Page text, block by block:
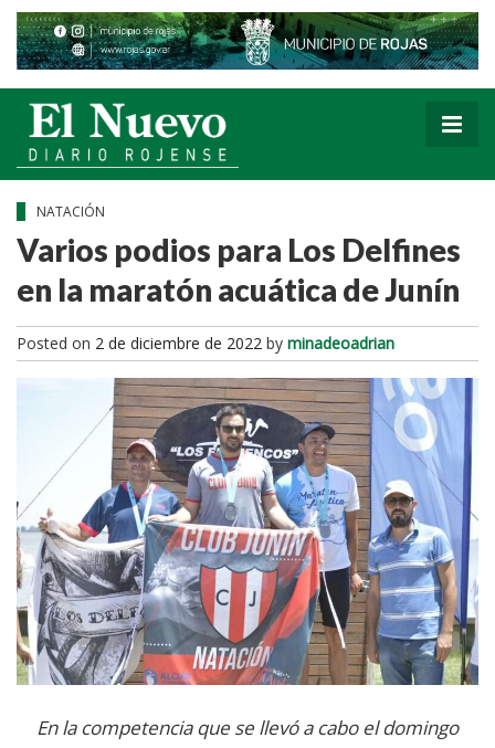
NATACIÓN
Varios podios para Los Delfines
en la maratón acuática de Junín
Posted on 2 de diciembre de 2022 by minadeoadrian
En la competencia que se llevó a cabo el domingo